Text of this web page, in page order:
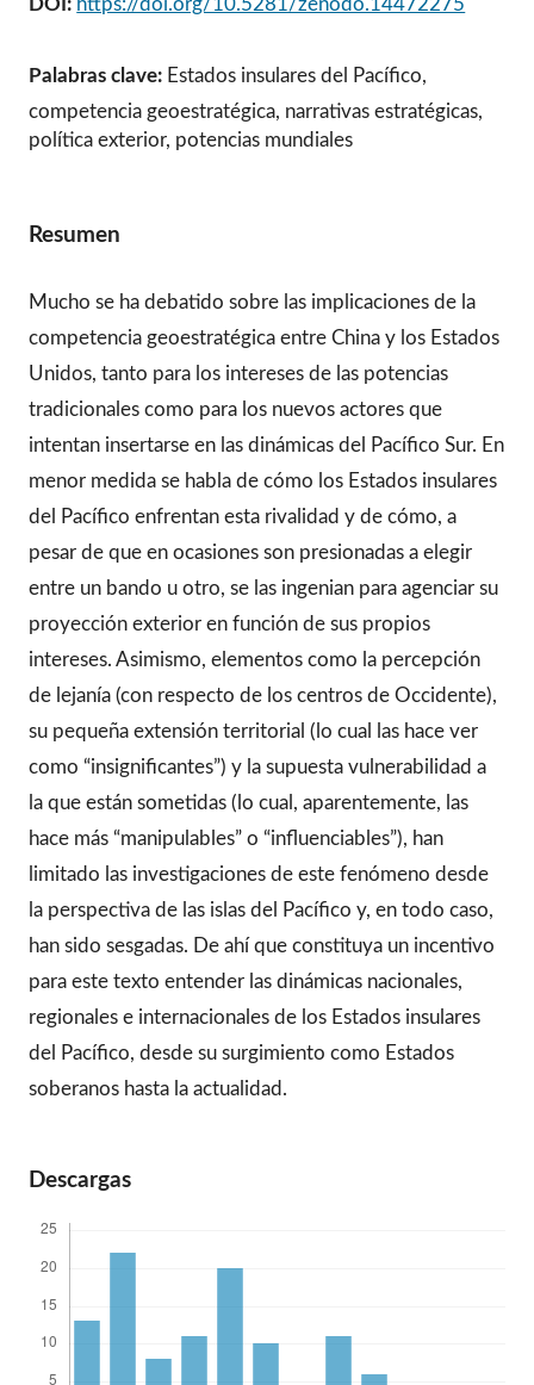
DOI: https://doi.org/10.5281/zenodo.14472275
Palabras clave: Estados insulares del Pacífico,
competencia geoestratégica, narrativas estratégicas,
política exterior, potencias mundiales
Resumen
Mucho se ha debatido sobre las implicaciones de la
competencia geoestratégica entre China y los Estados
Unidos, tanto para los intereses de las potencias
tradicionales como para los nuevos actores que
intentan insertarse en las dinámicas del Pacífico Sur. En
menor medida se habla de cómo los Estados insulares
del Pacífico enfrentan esta rivalidad y de cómo, a
pesar de que en ocasiones son presionadas a elegir
entre un bando u otro, se las ingenian para agenciar su
proyección exterior en función de sus propios
intereses. Asimismo, elementos como la percepción
de lejanía (con respecto de los centros de Occidente),
su pequeña extensión territorial (lo cual las hace ver
como “insignificantes”) y la supuesta vulnerabilidad a
la que están sometidas (lo cual, aparentemente, las
hace más “manipulables” o “influenciables”), han
limitado las investigaciones de este fenómeno desde
la perspectiva de las islas del Pacífico y, en todo caso,
han sido sesgadas. De ahí que constituya un incentivo
para este texto entender las dinámicas nacionales,
regionales e internacionales de los Estados insulares
del Pacífico, desde su surgimiento como Estados
soberanos hasta la actualidad.
Descargas